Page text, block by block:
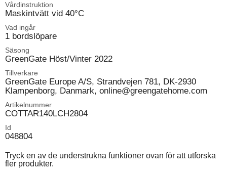
Vårdinstruktion
Maskintvätt vid 40°C
Vad ingår
1 bordslöpare
Säsong
GreenGate Höst/Vinter 2022
Tillverkare
GreenGate Europe A/S, Strandvejen 781, DK-2930
Klampenborg, Danmark, online@greengatehome.com
Artikelnummer
COTTAR140LCH2804
Id
048804
Tryck en av de understrukna funktioner ovan för att utforska
fler produkter.